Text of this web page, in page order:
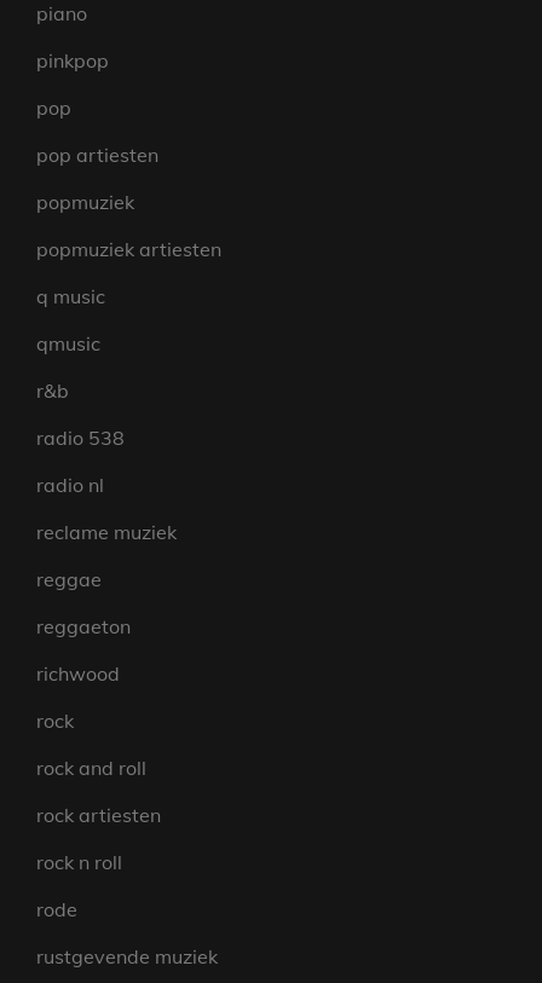
piano
pinkpop
pop
pop artiesten
popmuziek
popmuziek artiesten
q music
qmusic
r&b
radio 538
radio nl
reclame muziek
reggae
reggaeton
richwood
rock
rock and roll
rock artiesten
rock n roll
rode
rustgevende muziek